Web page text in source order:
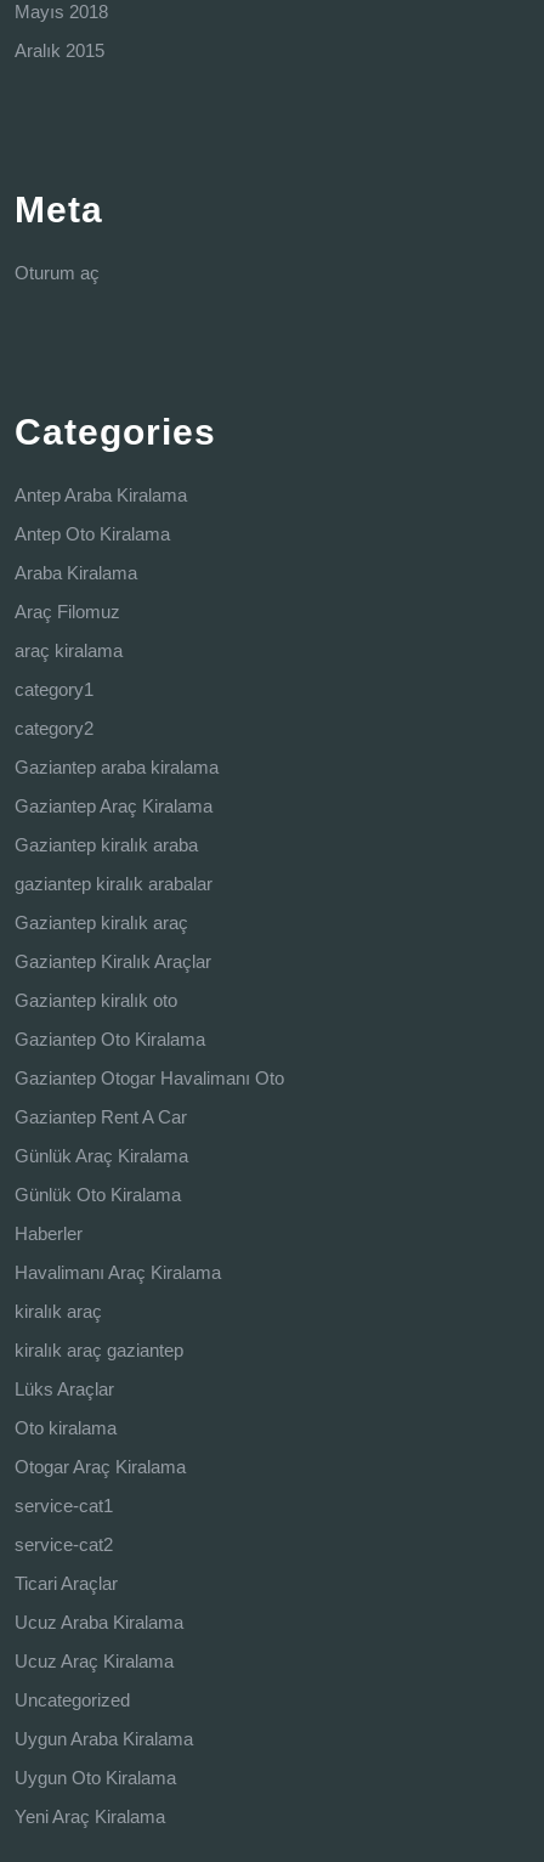
Mayıs 2018
Aralık 2015
Meta
Oturum aç
Categories
Antep Araba Kiralama
Antep Oto Kiralama
Araba Kiralama
Araç Filomuz
araç kiralama
category1
category2
Gaziantep araba kiralama
Gaziantep Araç Kiralama
Gaziantep kiralık araba
gaziantep kiralık arabalar
Gaziantep kiralık araç
Gaziantep Kiralık Araçlar
Gaziantep kiralık oto
Gaziantep Oto Kiralama
Gaziantep Otogar Havalimanı Oto
Gaziantep Rent A Car
Günlük Araç Kiralama
Günlük Oto Kiralama
Haberler
Havalimanı Araç Kiralama
kiralık araç
kiralık araç gaziantep
Lüks Araçlar
Oto kiralama
Otogar Araç Kiralama
service-cat1
service-cat2
Ticari Araçlar
Ucuz Araba Kiralama
Ucuz Araç Kiralama
Uncategorized
Uygun Araba Kiralama
Uygun Oto Kiralama
Yeni Araç Kiralama